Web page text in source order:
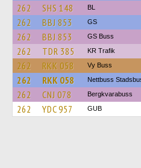
262 SHS 148 BL
262 BBJ 853 GS
262 BBJ 853 GS Buss
262 TDR 385 KR Trafik
262 RKK 058 Vy Buss
262 RKK 058 Nettbuss
262 CNJ 078 Bergkvarabuss
262 YDC 957 GUB